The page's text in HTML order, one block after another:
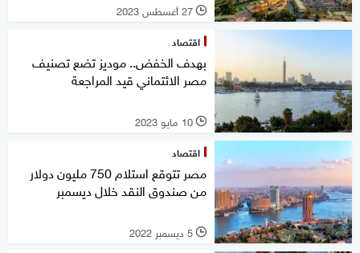
l 27 أغسطس 2023
اقتصاد
بهدف الخفض.. موديز تضع تصنيف
مصر الائتماني قيد المراجعة
l 10 مايو 2023
اقتصاد
مصر تتوقع استلام 750 مليون دولار
من صندوق النقد خلال ديسمبر
l 5 ديسمبر 2022